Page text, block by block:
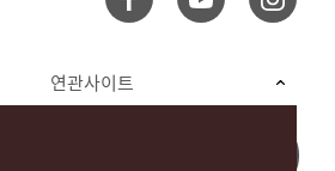
연관사이트